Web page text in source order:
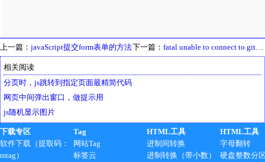
上一篇： javaScript提交form表单的方法下一篇： fatal unable to connect to github.com解决方案
相关阅读
分页时，js跳转到指定页面最精简代码
网页中间弹出窗口，做提示用
js随机显示图片
下载专区
软件下载（提取码：
mtag）
Tag
网站Tag
标签云
HTML工具
进制间转换
进制转换（带小数）
HTML工具
字母翻转
硬盘整数分